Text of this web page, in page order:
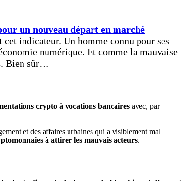
un nouveau départ en marché
indicateur. Un homme connu pour ses
numérique. Et comme la mauvaise
. Bien sûr…
crypto à vocations bancaires avec, par
et des affaires urbaines qui a visiblement mal
à attirer les mauvais acteurs.